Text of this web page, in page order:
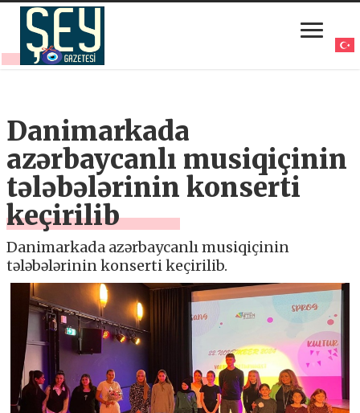
Danimarkada
azərbaycanlı musiqiçinin
tələbələrinin konserti
keçirilib
Danimarkada azərbaycanlı musiqiçinin
tələbələrinin konserti keçirilib.